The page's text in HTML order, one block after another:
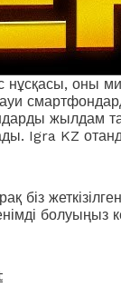
оны
жылдам
Igra KZ
біз